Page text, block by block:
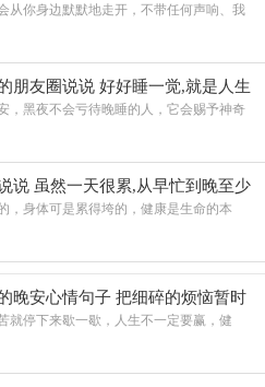
从你身边默默地走开，不带任何声响、我
朋友圈说说 好好睡一觉,就是人生
，黑夜不会亏待晚睡的人，它会赐予神奇
说 虽然一天很累,从早忙到晚至少
，身体可是累得垮的，健康是生命的本
晚安心情句子 把细碎的烦恼暂时
就停下来歇一歇，人生不一定要赢，健